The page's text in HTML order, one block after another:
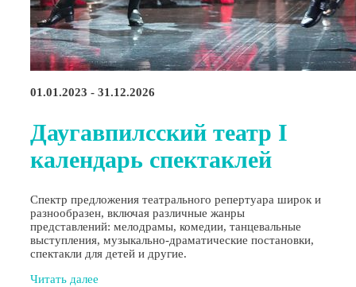
01.01.2023 - 31.12.2026
Даугавпилсский театр I
календарь спектаклей
Спектр предложения театрального репертуара широк и
разнообразен, включая различные жанры
представлений: мелодрамы, комедии, танцевальные
выступления, музыкально-драматические постановки,
спектакли для детей и другие.
Читать далее